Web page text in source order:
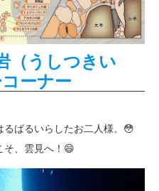
（うしつきい
ーナー
ばるいらしたお二人様。😳
そ、雲見へ！😄